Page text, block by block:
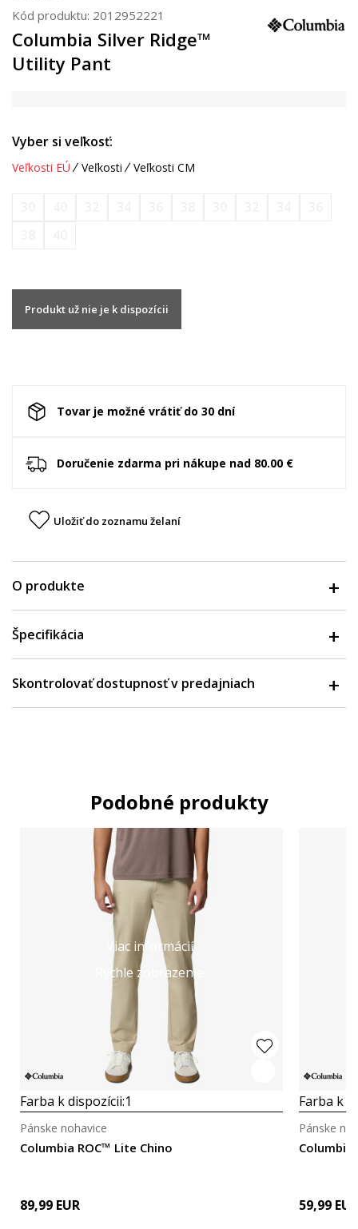
Kód produktu: 2012952221
Columbia Silver Ridge™
Utility Pant
Vyber si veľkosť:
Veľkosti EÚ Veľkosti Veľkosti CM
Produkt už nie je k dispozícii
Tovar je možné vrátiť do 30 dní
Doručenie zdarma pri nákupe nad 80.00 €
Uložiť do zoznamu želaní
O produkte
Špecifikácia
Skontrolovať dostupnosť v predajniach
Podobné produkty
Viac informácií
Rýchle zobrazenie
Farba k dispozícii:1
Columbia ROC™ Lite Chino
Pánske nohavice
89,99 EUR
Farba k
Columbia
Pánske
59,99 EUR